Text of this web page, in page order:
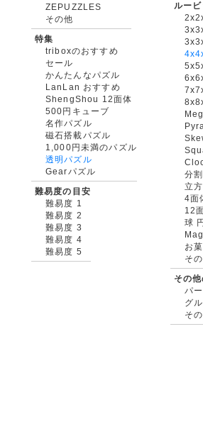
ZEPUZZLES
その他
特集
triboxのおすすめ
セール
かんたんなパズル
LanLan おすすめ
ShengShou 12面体
500円キューブ
名作パズル
磁石搭載パズル
1,000円未満のパズル
透明パズル
Gearパズル
難易度の目安
難易度 1
難易度 2
難易度 3
難易度 4
難易度 5
ルー
分
立
4面
12
球
お
そ
その
パ
グ
そ